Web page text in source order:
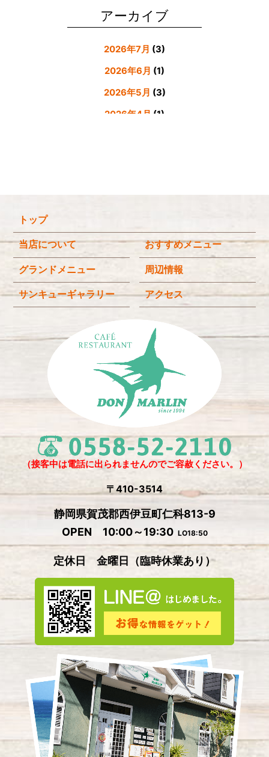
アーカイブ
2026年7月 (3)
2026年6月 (1)
2026年5月 (3)
2026年4月 (1)
2025年9月(3)
2025年8月(4)
(4)
2025年6月(3)
2025年4月
(2)
2025年3月
(2)
2025年2月
(6)
2024年12月
(1)
2024年11月
2024年10月(1)
2024年9月(5)
2024年6月(4)
2024年5月(4)
2024年4月 (2)
2024年3月(5)
2024年2月(3)
2024年1月(3)
2023年12月
2023年11月(2)
2023年10月(5)
2023年9月(3)
2023年8月(3)
トップ
当店について おすすめメニュー
グランドメニュー 周辺情報
サンキューギャラリー アクセス
（接客中は電話に出られませんのでご容赦ください。）
〒410-3514
静岡県賀茂郡西伊豆町仁科813-9
OPEN 10:00～19:30 LO18:50
定休日 金曜日 （臨時休業あり）